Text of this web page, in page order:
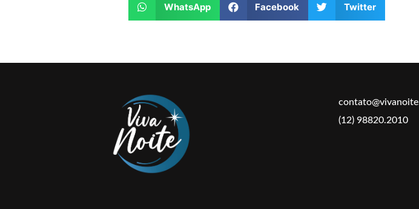
WhatsApp Facebook Twitter
(12) 98820.2010